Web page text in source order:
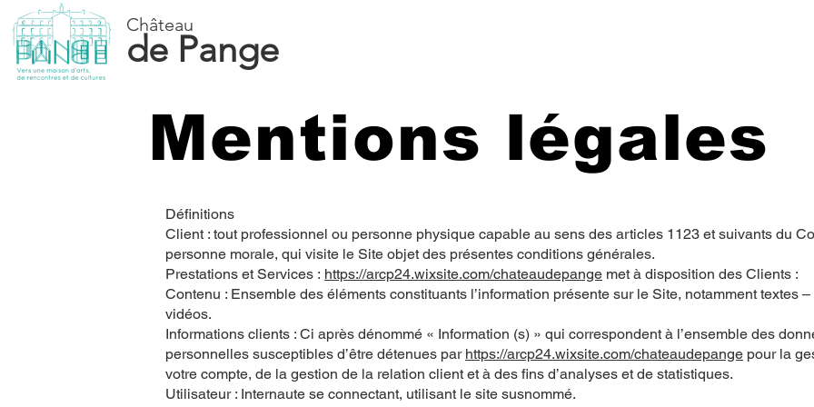
Château
de Pange
Mentions légales
Définitions
Client : tout professionnel ou personne physique capable au sens des articles 1123 et suivants du
personne morale, qui visite le Site objet des présentes conditions générales.
Prestations et Services : https://arcp24.wixsite.com/chateaudepange met à disposition des Clients :
Contenu : Ensemble des éléments constituants l’information présente sur le Site, notamment textes
vidéos.
Informations clients : Ci après dénommé « Information (s) » qui correspondent à l’ensemble des
personnelles susceptibles d’être détenues par https://arcp24.wixsite.com/chateaudepange pour la
votre compte, de la gestion de la relation client et à des fins d’analyses et de statistiques.
Utilisateur : Internaute se connectant, utilisant le site susnommé.